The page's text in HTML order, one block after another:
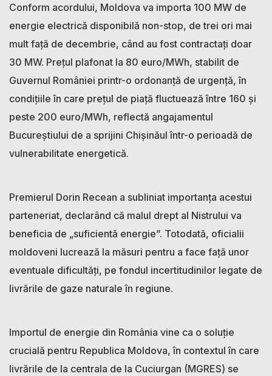
Conform acordului, Moldova va importa 100 MW de
energie electrică disponibilă non-stop, de trei ori mai
mult față de decembrie, când au fost contractați doar
30 MW. Prețul plafonat la 80 euro/MWh, stabilit de
Guvernul României printr-o ordonanță de urgență, în
condițiile în care prețul de piață fluctuează între 160 și
peste 200 euro/MWh, reflectă angajamentul
Bucureștiului de a sprijini Chișinăul într-o perioadă de
vulnerabilitate energetică.
Premierul Dorin Recean a subliniat importanța acestui
parteneriat, declarând că malul drept al Nistrului va
beneficia de „suficientă energie”. Totodată, oficialii
moldoveni lucrează la măsuri pentru a face față unor
eventuale dificultăți, pe fondul incertitudinilor legate de
livrările de gaze naturale în regiune.
Importul de energie din România vine ca o soluție
crucială pentru Republica Moldova, în contextul în care
livrările de la centrala de la Cuciurgan (MGRES) se